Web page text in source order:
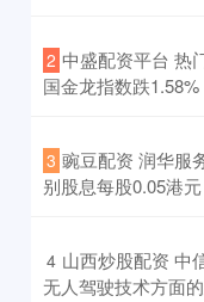
2 中盛配资平台 热
国金龙指数跌1.58%
3 豌豆配资 润华服
别股息每股0.05港元
4 山西炒股配资 中
无人驾驶技术方面